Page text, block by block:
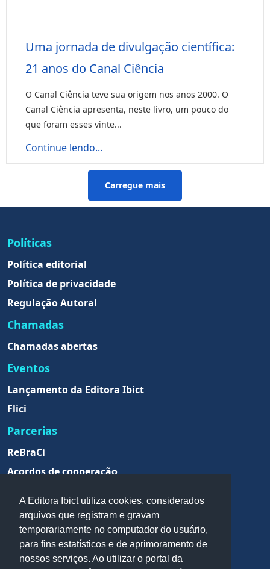
A Editora Ibict utiliza cookies, considerados
arquivos que registram e gravam
temporariamente no computador do usuário,
para fins estatísticos e de aprimoramento de
nossos serviços. Ao utilizar o portal da
Uma jornada de divulgação científica:
21 anos do Canal Ciência
O Canal Ciência teve sua origem nos anos 2000. O
Canal Ciência apresenta, neste livro, um pouco do
que foram esses vinte...
Continue lendo...
Carregue mais
Políticas
Política editorial
Política de privacidade
Regulação Autoral
Chamadas
Chamadas abertas
Eventos
Lançamento da Editora Ibict
Flici
Parcerias
ReBraCi
Acordos de cooperação